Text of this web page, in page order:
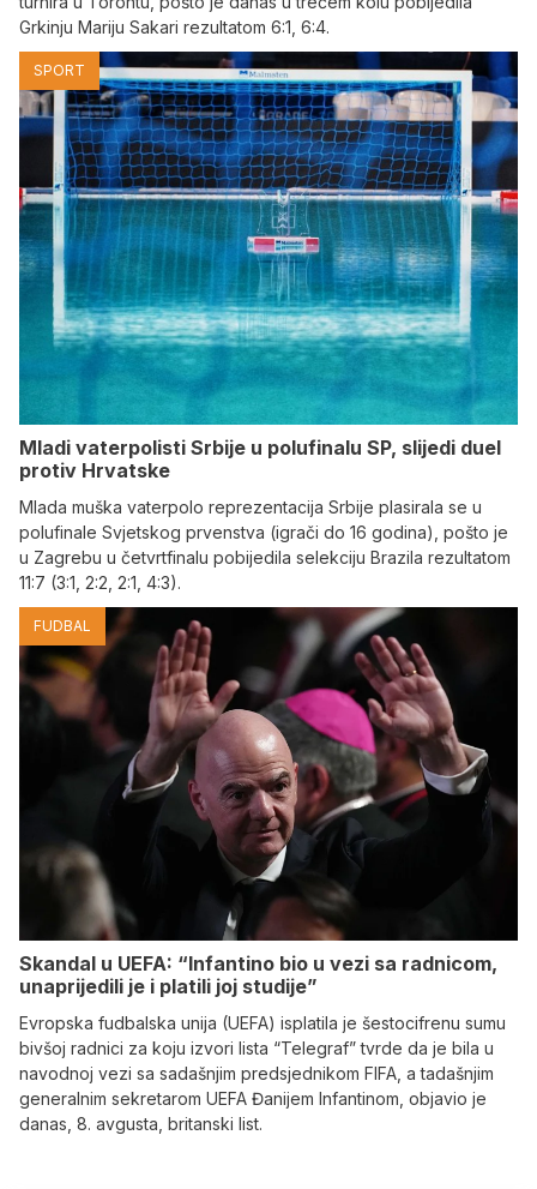
Grkinju Mariju Sakari rezultatom 6:1, 6:4.
SPORT
Mladi vaterpolisti Srbije u polufinalu SP, slijedi duel
protiv Hrvatske
Mlada muška vaterpolo reprezentacija Srbije plasirala se u
polufinale Svjetskog prvenstva (igrači do 16 godina), pošto je
u Zagrebu u četvrtfinalu pobijedila selekciju Brazila rezultatom
11:7 (3:1, 2:2, 2:1, 4:3).
FUDBAL
Skandal u UEFA: “Infantino bio u vezi sa radnicom,
unaprijedili je i platili joj studije”
Evropska fudbalska unija (UEFA) isplatila je šestocifrenu sumu
bivšoj radnici za koju izvori lista “Telegraf” tvrde da je bila u
navodnoj vezi sa sadašnjim predsjednikom FIFA, a tadašnjim
generalnim sekretarom UEFA Đanijem Infantinom, objavio je
danas, 8. avgusta, britanski list.